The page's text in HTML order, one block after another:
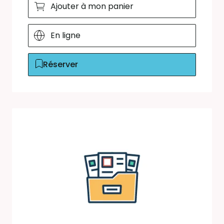
Ajouter à mon panier
En ligne
Réserver